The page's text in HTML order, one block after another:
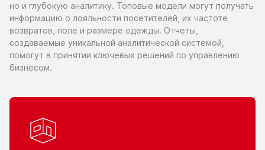
но и глубокую аналитику. Топовые модели могут получать
информацию о лояльности посетителей, их частоте
возвратов, поле и размере одежды. Отчеты,
создаваемые уникальной аналитической системой,
помогут в принятии ключевых решений по управлению
бизнесом.